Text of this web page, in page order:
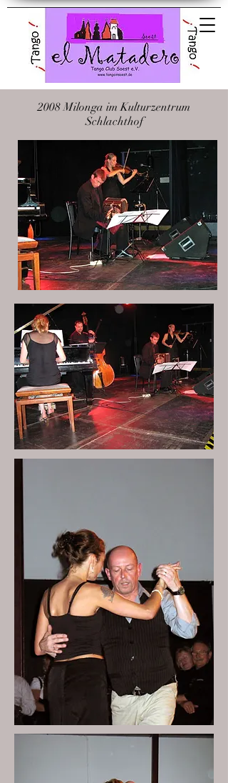
El Matadero Tango
Club Soest e.V.
2008 Milonga im Kulturzentrum
Schlachthof